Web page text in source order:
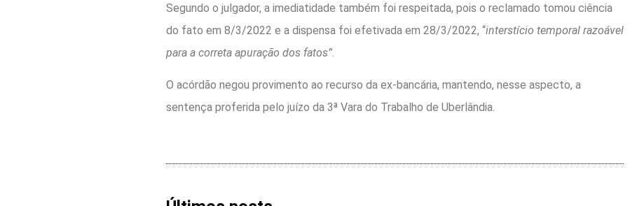
Segundo o julgador, a imediatidade também foi respeitada, pois o reclamado tomou ciência
do fato em 8/3/2022 e a dispensa foi efetivada em 28/3/2022, “interstício temporal razoável
para a correta apuração dos fatos”.
O acórdão negou provimento ao recurso da ex-bancária, mantendo, nesse aspecto, a
sentença proferida pelo juízo da 3ª Vara do Trabalho de Uberlândia.